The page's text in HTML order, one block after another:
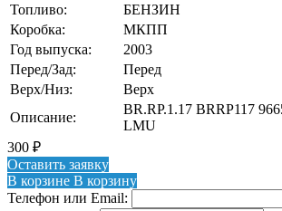
Топливо:
БЕНЗИН
Коробка:
МКПП
Год выпуска:
2003
Перед/Зад:
Перед
Верх/Низ:
Верх
Описание:
BR.RP.1.17 BRRP117
LMU
300 ₽
Оставить заявку
В корзине В корзину
Телефон или Email: